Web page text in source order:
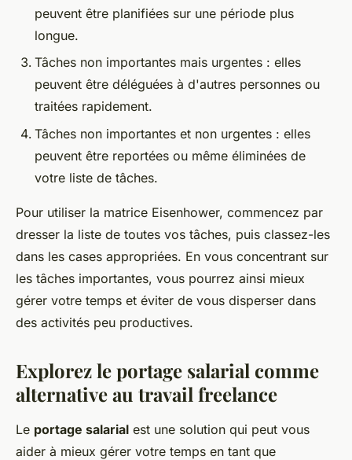
peuvent être planifiées sur une période plus
longue.
Tâches non importantes mais urgentes : elles
peuvent être déléguées à d'autres personnes ou
traitées rapidement.
Tâches non importantes et non urgentes : elles
peuvent être reportées ou même éliminées de
votre liste de tâches.
Pour utiliser la matrice Eisenhower, commencez par
dresser la liste de toutes vos tâches, puis classez-les
dans les cases appropriées. En vous concentrant sur
les tâches importantes, vous pourrez ainsi mieux
gérer votre temps et éviter de vous disperser dans
des activités peu productives.
Explorez le portage salarial comme
alternative au travail freelance
Le portage salarial est une solution qui peut vous
aider à mieux gérer votre temps en tant que